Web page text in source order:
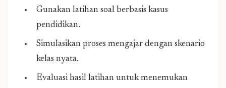
Gunakan latihan soal berbasis kasus
pendidikan.
Simulasikan proses mengajar dengan skenario
kelas nyata.
Evaluasi hasil latihan untuk menemukan